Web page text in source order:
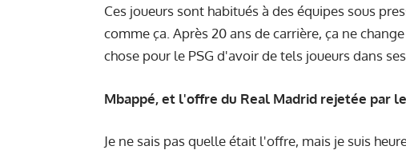
Ces joueurs sont habitués à des équipes sous
comme ça. Après 20 ans de carrière, ça ne
chose pour le PSG d'avoir de tels joueurs dans
Mbappé, et l'offre du Real Madrid rejetée par le
Je ne sais pas quelle était l'offre, mais je suis